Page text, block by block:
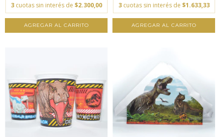
3 cuotas sin interés de $2.300,00 3 cuotas sin interés de $1.633,33